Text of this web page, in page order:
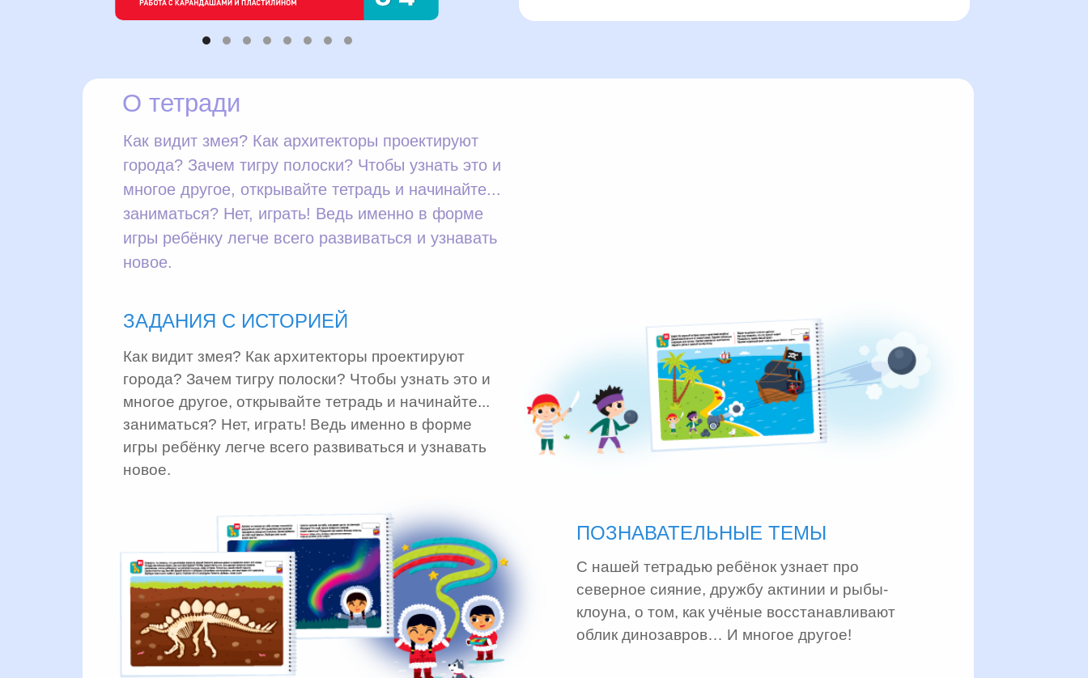
О тетради
ЗАДАНИЯ С ИСТОРИЕЙ
ПОЗНАВАТЕЛЬНЫЕ ТЕМЫ
Как видит змея? Как архитекторы проектируют
города? Зачем тигру полоски? Чтобы узнать это и
многое другое, открывайте тетрадь и начинайте...
заниматься? Нет, играть! Ведь именно в форме
игры ребёнку легче всего развиваться и узнавать
новое.
С нашей тетрадью ребёнок узнает про
северное сияние, дружбу актинии и рыбы-
клоуна, о том, как учёные восстанавливают
облик динозавров… И многое другое!
Как видит змея? Как архитекторы проектируют
города? Зачем тигру полоски? Чтобы узнать это и
многое другое, открывайте тетрадь и начинайте...
заниматься? Нет, играть! Ведь именно в форме
игры ребёнку легче всего развиваться и узнавать
новое.